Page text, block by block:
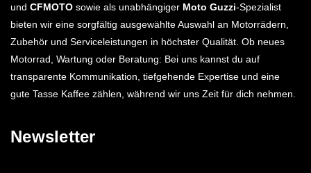
und CFMOTO sowie als unabhängiger Moto Guzzi-Spezialist
bieten wir eine sorgfältig ausgewählte Auswahl an Motorrädern,
Zubehör und Serviceleistungen in höchster Qualität. Ob neues
Motorrad, Wartung oder Beratung: Bei uns kannst du auf
transparente Kommunikation, tiefgehende Expertise und eine
gute Tasse Kaffee zählen, während wir uns Zeit für dich nehmen.
Newsletter